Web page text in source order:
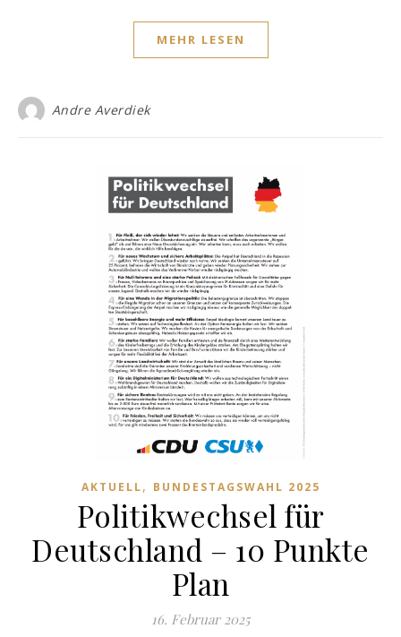
MEHR LESEN
Andre Averdiek
AKTUELL, BUNDESTAGSWAHL 2025
Politikwechsel für
Deutschland – 10 Punkte
Plan
16. Februar 2025